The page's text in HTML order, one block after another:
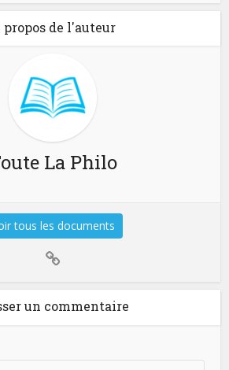
propos de l'auteur
La Philo
tous les documents
un commentaire